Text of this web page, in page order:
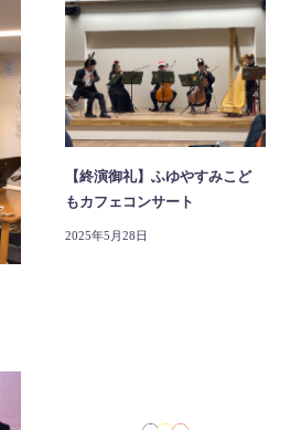
【終演御礼】ふゆやすみこど
もカフェコンサート
2025年5月28日